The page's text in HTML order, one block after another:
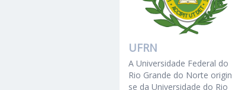
UFRN
A Universidade Federal do
Rio Grande do Norte
se da Universidade do Rio